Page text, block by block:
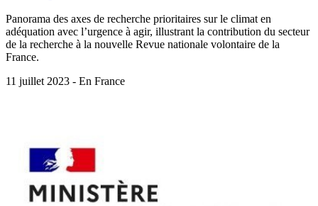
Panorama des axes de recherche prioritaires sur le climat en
adéquation avec l’urgence à agir, illustrant la contribution du secteur
de la recherche à la nouvelle Revue nationale volontaire de la
France.
11 juillet 2023 - En France